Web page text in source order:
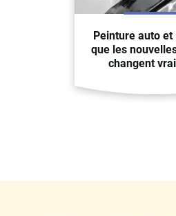
Peinture auto et
que les
changent